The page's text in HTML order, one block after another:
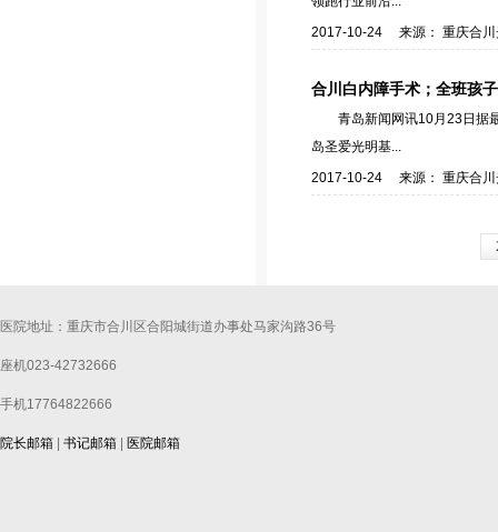
2017-10-24 来源： 重庆合川
合川白内障手术；全班孩
青岛新闻网讯10月23日据
岛圣爱光明基...
2017-10-24 来源： 重庆合川
医院地址：重庆市合川区合阳城街道办事处马家沟路36号
座机023-42732666
手机17764822666
院长邮箱 书记邮箱 医院邮箱